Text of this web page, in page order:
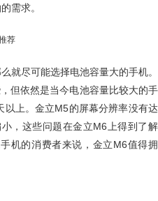
需求。
就尽可能选择电池容量大的手机。
但依然是当今电池容量比较大的手
上。金立M5的屏幕分辨率没有达
，这些问题在金立M6上得到了解
机的消费者来说，金立M6值得拥